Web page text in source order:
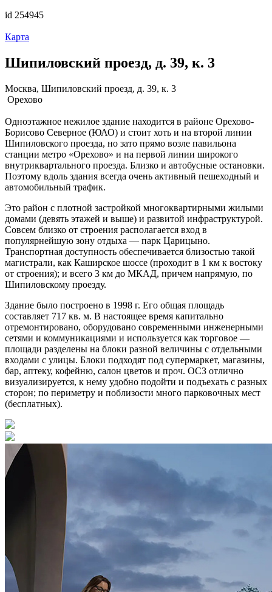
id 254945
Карта
Шипиловский проезд, д. 39, к. 3
Москва, Шипиловский проезд, д. 39, к. 3
Орехово
Одноэтажное нежилое здание находится в районе Орехово-
Борисово Северное (ЮАО) и стоит хоть и на второй линии
Шипиловского проезда, но зато прямо возле павильона
станции метро «Орехово» и на первой линии широкого
внутриквартального проезда. Близко и автобусные остановки.
Поэтому вдоль здания всегда очень активный пешеходный и
автомобильный трафик.
Это район с плотной застройкой многоквартирными жилыми
домами (девять этажей и выше) и развитой инфраструктурой.
Совсем близко от строения располагается вход в
популярнейшую зону отдыха — парк Царицыно.
Транспортная доступность обеспечивается близостью такой
магистрали, как Каширское шоссе (проходит в 1 км к востоку
от строения); и всего 3 км до МКАД, причем напрямую, по
Шипиловскому проезду.
Здание было построено в 1998 г. Его общая площадь
составляет 717 кв. м. В настоящее время капитально
отремонтировано, оборудовано современными инженерными
сетями и коммуникациями и используется как торговое —
площади разделены на блоки разной величины с отдельными
входами с улицы. Блоки подходят под супермаркет, магазины,
бар, аптеку, кофейню, салон цветов и проч. ОСЗ отлично
визуализируется, к нему удобно подойти и подъехать с разных
сторон; по периметру и поблизости много парковочных мест
(бесплатных).